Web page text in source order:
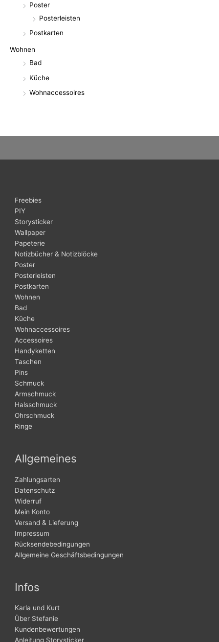
Poster
Posterleisten
Postkarten
Wohnen
Bad
Küche
Wohnaccessoires
Freebies
PIY
Storysticker
Wallpaper
Papeterie
Notizbücher & Notizblöcke
Poster
Posterleisten
Postkarten
Wohnen
Bad
Küche
Wohnaccessoires
Accessoires
Handyketten
Taschen
Pins
Schmuck
Armschmuck
Halsschmuck
Ohrschmuck
Ringe
Allgemeines
Zahlungsarten
Datenschutz
Widerruf
Mein Konto
Versand & Lieferung
Impressum
Rücksendebedingungen
Allgemeine Geschäftsbedingungen
Infos
Karla und Kurt
Über Stefanie
Kundenbewertungen
Anleitung Storysticker